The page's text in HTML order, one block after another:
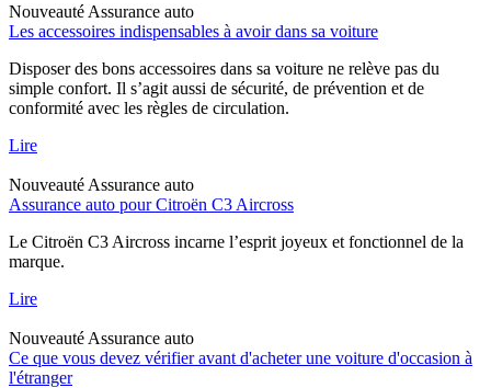
Nouveauté Assurance auto
Les accessoires indispensables à avoir dans sa voiture
Disposer des bons accessoires dans sa voiture ne relève pas du
simple confort. Il s’agit aussi de sécurité, de prévention et de
conformité avec les règles de circulation.
Lire
Nouveauté Assurance auto
Assurance auto pour Citroën C3 Aircross
Le Citroën C3 Aircross incarne l’esprit joyeux et fonctionnel de la
marque.
Lire
Nouveauté Assurance auto
Ce que vous devez vérifier avant d'acheter une voiture d'occasion à
l'étranger